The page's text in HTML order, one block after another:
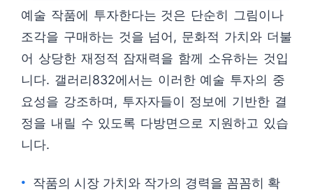
예술 작품에 투자한다는 것은 단순히 그림이나
조각을 구매하는 것을 넘어, 문화적 가치와 더불
어 상당한 재정적 잠재력을 함께 소유하는 것입
니다. 갤러리832에서는 이러한 예술 투자의 중
요성을 강조하며, 투자자들이 정보에 기반한 결
정을 내릴 수 있도록 다방면으로 지원하고 있습
니다.
작품의 시장 가치와 작가의 경력을 꼼꼼히 확